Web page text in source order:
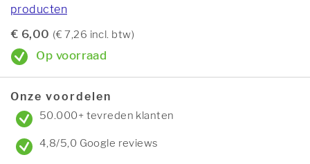
producten
€ 6,00 (€ 7,26 incl. btw)
Op voorraad
Onze voordelen
50.000+ tevreden klanten
4,8/5,0 Google reviews